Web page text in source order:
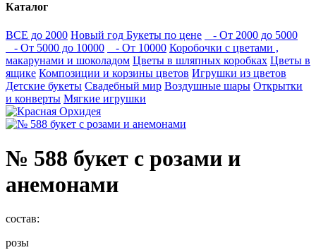
Каталог
ВСЕ до 2000 Новый год Букеты по цене
- От 2000 до 5000
- От 5000 до 10000
- От 10000 Коробочки с цветами ,
макарунами и шоколадом Цветы в шляпных коробках Цветы в
ящике Композиции и корзины цветов Игрушки из цветов
Детские букеты Свадебный мир Воздушные шары Открытки
и конверты Мягкие игрушки
№ 588 букет с розами и
анемонами
состав:
розы